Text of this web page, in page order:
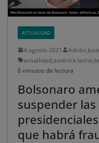
ACTUALIDAD
4 agosto 2021
Adrián
actualidad,américa latina,
6 minutos de lectura
Bolsonaro
suspender
que habrá